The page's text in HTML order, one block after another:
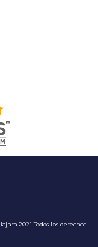
2021 Todos los derechos